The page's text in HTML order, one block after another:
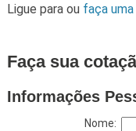
Ligue para ou faça
Faça sua
Informações
Nome: